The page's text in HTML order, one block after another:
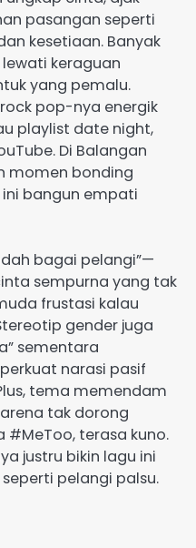
pasangan seperti
kesetiaan. Banyak
keraguan
yang pemalu.
pop-nya energik
playlist date night,
Di Balangan
momen bonding
bangun empati
bagai pelangi”—
sempurna yang tak
frustasi kalau
gender juga
sementara
narasi pasif
tema memendam
tak dorong
terasa kuno.
justru bikin lagu ini
pelangi palsu.